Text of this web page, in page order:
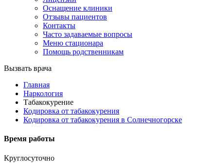
Оснащение клиники
Отзывы пациентов
Контакты
Часто задаваемые вопросы
Меню стационара
Помощь родственникам
Вызвать врача
Главная
Наркология
Табакокурение
Кодировка от табакокурения
Кодировка от табакокурения в Солнечногорске
Время работы
Круглосуточно